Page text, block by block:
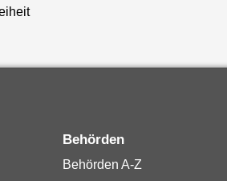
Behörden
Behörden A-Z